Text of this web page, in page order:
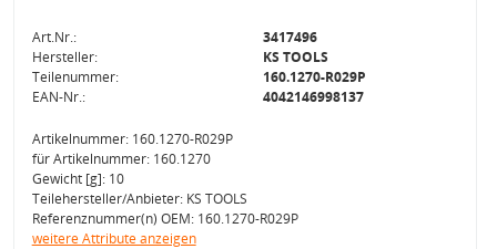
Art.Nr.:
3417496
Hersteller:
KS TOOLS
Teilenummer:
160.1270-R029P
EAN-Nr.:
4042146998137
Artikelnummer: 160.1270-R029P
für Artikelnummer: 160.1270
Gewicht [g]: 10
Teilehersteller/Anbieter: KS TOOLS
Referenznummer(n) OEM: 160.1270-R029P
weitere Attribute anzeigen